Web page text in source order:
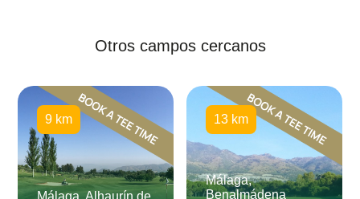
Otros campos cercanos
9 km 13 km
Málaga,
Benalmádena